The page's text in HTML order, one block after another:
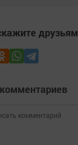
друзьям